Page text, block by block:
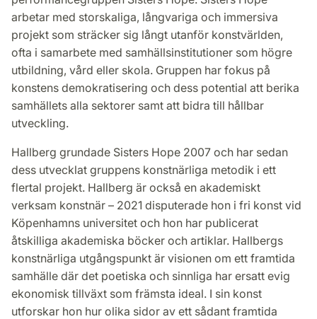
arbetar med storskaliga, långvariga och immersiva
projekt som sträcker sig långt utanför konstvärlden,
ofta i samarbete med samhällsinstitutioner som högre
utbildning, vård eller skola. Gruppen har fokus på
konstens demokratisering och dess potential att berika
samhällets alla sektorer samt att bidra till hållbar
utveckling.
Hallberg grundade Sisters Hope 2007 och har sedan
dess utvecklat gruppens konstnärliga metodik i ett
flertal projekt. Hallberg är också en akademiskt
verksam konstnär – 2021 disputerade hon i fri konst vid
Köpenhamns universitet och hon har publicerat
åtskilliga akademiska böcker och artiklar. Hallbergs
konstnärliga utgångspunkt är visionen om ett framtida
samhälle där det poetiska och sinnliga har ersatt evig
ekonomisk tillväxt som främsta ideal. I sin konst
utforskar hon hur olika sidor av ett sådant framtida